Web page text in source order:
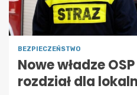
BEZPIECZEŃSTWO
Nowe władze
rozdział dla